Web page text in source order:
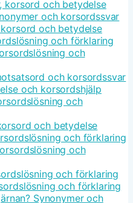
korsord och betydelse
och korsordssvar
och betydelse
och förklaring
och
och korsordssvar
och korsordshjälp
och
och betydelse
och förklaring
och
och förklaring
och förklaring
Synonymer och